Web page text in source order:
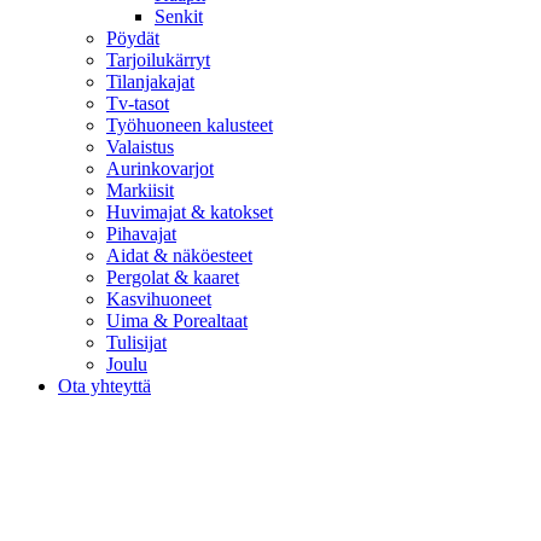
Senkit
Pöydät
Tarjoilukärryt
Tilanjakajat
Tv-tasot
Työhuoneen kalusteet
Valaistus
Aurinkovarjot
Markiisit
Huvimajat & katokset
Pihavajat
Aidat & näköesteet
Pergolat & kaaret
Kasvihuoneet
Uima & Porealtaat
Tulisijat
Joulu
Ota yhteyttä